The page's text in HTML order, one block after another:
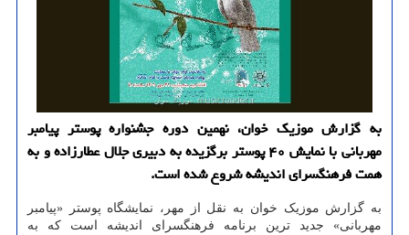
به گزارش موزیک خوان، نهمین دوره جشنواره پوستر پیامبر
مهربانی با نمایش ۴۰ پوستر برگزیده به دبیری جلال عطارزاده و به
همت فرهنگسرای اندیشه شروع شده است.
به گزارش موزیک خوان به نقل از مهر، نمایشگاه پوستر «پیامبر
مهربانی» جدید ترین برنامه فرهنگسرای اندیشه است که به